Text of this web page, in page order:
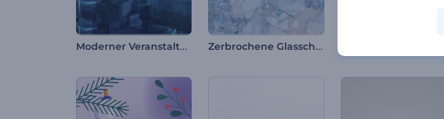
Moderner Veranstaltungsopener Zerbrochene Glasscherben-Logo